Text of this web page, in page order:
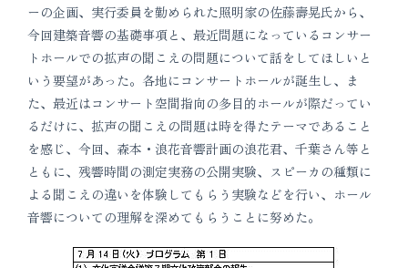
ーの企画、実行委員を勤められた照明家の佐藤壽晃氏から、
今回建築音響の基礎事項と、最近問題になっているコンサー
トホールでの拡声の聞こえの問題について話をしてほしいと
いう要望があった。各地にコンサートホールが誕生し、ま
た、最近はコンサート空間指向の多目的ホールが際だってい
るだけに、拡声の聞こえの問題は時を得たテーマであること
を感じ、今回、森本・浪花音響計画の浪花君、千葉さん等と
ともに、残響時間の測定実務の公開実験、スピーカの種類に
よる聞こえの違いを体験してもらう実験などを行い、ホール
音響についての理解を深めてもらうことに努めた。